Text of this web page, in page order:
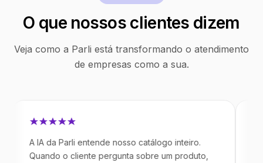
O que nossos clientes dizem
Veja como a Parli está transformando o atendimento
de empresas como a sua.
IA da Parli entende nosso catálogo inteiro.
o cliente pergunta sobre um produto,